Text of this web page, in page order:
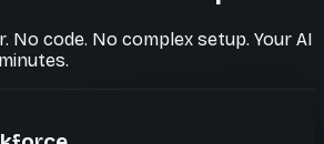
No code. No complex setup. Your AI